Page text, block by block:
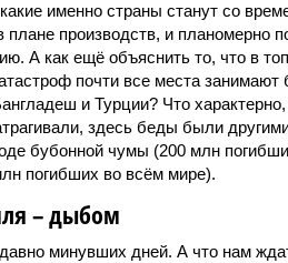
именно страны станут со
плане производств, и планомерно
А как ещё объяснить то, что в
почти все места
и Турции? Что
здесь беды были
бубонной чумы (200 млн
погибших во всём мире).
– дыбом
минувших дней. А что нам